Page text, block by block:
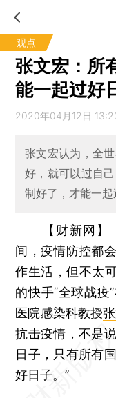
观点
张文宏：所
能一起过好
2020年04月12日
张文宏认为，全
好，就可以过自
制好了，才能一起
【财新网
间，疫情防控都
作生活，但不太
的快手“全球战疫
医院感染科教授
抗击疫情，不是
日子，只有所有
好日子。”